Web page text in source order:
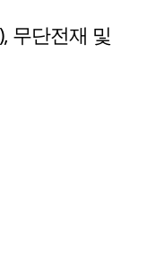
무단전재 및